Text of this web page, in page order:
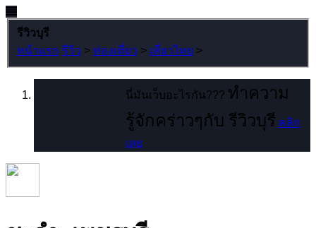
รีวิวบุรี
หน้าแรก รีวิว > ท่องเที่ยว > เที่ยวไทย >
นี่มันเว็บอะไรกัน??? ทำความ
รู้จักคร่าวๆกับ รีวิวบุรี คลิก
เลย